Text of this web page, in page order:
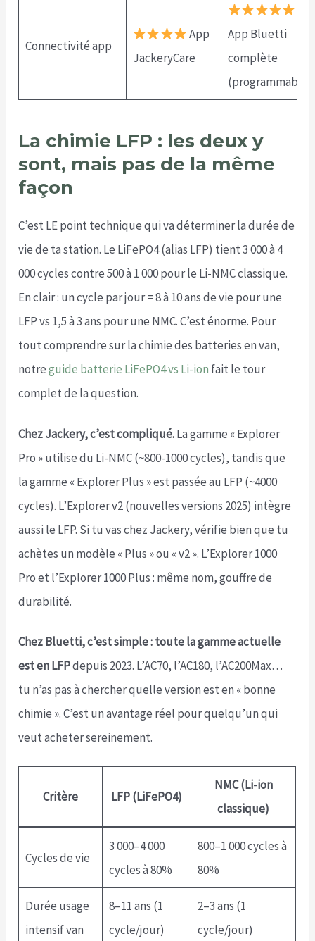
Connectivité app
App
JackeryCare
App Bluetti
complète
(programmable)
La chimie LFP : les deux y
sont, mais pas de la même
façon
C’est LE point technique qui va déterminer la durée de
vie de ta station. Le LiFePO4 (alias LFP) tient 3 000 à 4
000 cycles contre 500 à 1 000 pour le Li-NMC classique.
En clair : un cycle par jour = 8 à 10 ans de vie pour une
LFP vs 1,5 à 3 ans pour une NMC. C’est énorme. Pour
tout comprendre sur la chimie des batteries en van,
notreguide batterie LiFePO4 vs Li-ion fait le tour
complet de la question.
Chez Jackery, c’est compliqué.La gamme « Explorer
Pro » utilise du Li-NMC (~800-1000 cycles), tandis que
la gamme « Explorer Plus » est passée au LFP (~4000
cycles). L’Explorer v2 (nouvelles versions 2025) intègre
aussi le LFP. Si tu vas chez Jackery, vérifie bien que tu
achètes un modèle « Plus » ou « v2 ». L’Explorer 1000
Pro et l’Explorer 1000 Plus : même nom, gouffre de
durabilité.
Chez Bluetti, c’est simple : toute la gamme actuelle
est en LFPdepuis 2023. L’AC70, l’AC180, l’AC200Max…
tu n’as pas à chercher quelle version est en « bonne
chimie ». C’est un avantage réel pour quelqu’un qui
veut acheter sereinement.
Critère LFP (LiFePO4)
NMC (Li-ion
classique)
Cycles de vie
3 000–4 000
cycles à 80%
800–1 000 cycles à
80%
Durée usage
intensif van
8–11 ans (1
cycle/jour)
2–3 ans (1
cycle/jour)